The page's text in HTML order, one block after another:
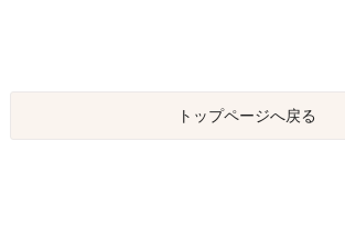
トップページへ戻る